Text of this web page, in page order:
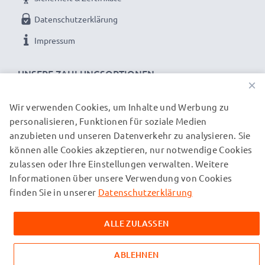
UNSERE ZAHLUNGSOPTIONEN
Datenschutzerklärung
Impressum
UNSERE VERSANDPARTNER
© subtel.ch 2026
Alle Preise verstehen sich inklusive Mehrwertsteuer und
zuzüglich Versandkosten. Bitte beachten Sie, dass alle
Inhaber sind und ausschließlich zur Information über unsere
Produkte auf unseren Webseiten genannt werden.
×
Wir verwenden Cookies, um Inhalte und Werbung zu
personalisieren, Funktionen für soziale Medien
anzubieten und unseren Datenverkehr zu analysieren. Sie
können alle Cookies akzeptieren, nur notwendige Cookies
zulassen oder Ihre Einstellungen verwalten. Weitere
Informationen über unsere Verwendung von Cookies
finden Sie in unserer Datenschutzerklärung
ALLE ZULASSEN
ABLEHNEN